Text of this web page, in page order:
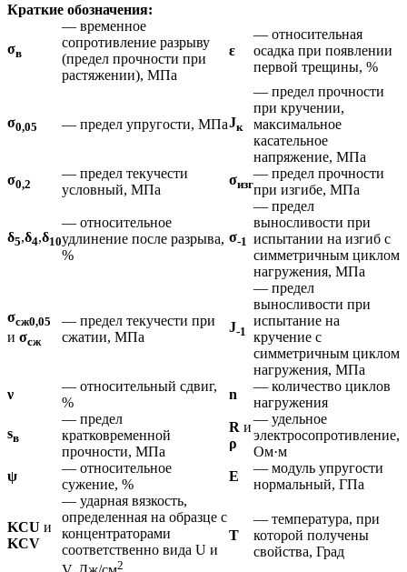
Краткие обозначения:
σв
— временное
сопротивление разрыву
(предел прочности при
растяжении), МПа
ε
— относительная
осадка при появлении
первой трещины, %
σ0,05 — предел упругости, МПаJк
— предел прочности
при кручении,
максимальное
касательное
напряжение, МПа
σ0,2
— предел текучести
условный, МПа
σизг
— предел прочности
при изгибе, МПа
δ5,δ4,δ10
— относительное
удлинение после разрыва,
%
σ-1
— предел
выносливости при
испытании на изгиб с
симметричным циклом
нагружения, МПа
σсж0,05
и σсж
— предел текучести при
сжатии, МПа
J-1
— предел
выносливости при
испытание на
кручение с
симметричным циклом
нагружения, МПа
ν
— относительный сдвиг,
%
n
— количество циклов
нагружения
sв
— предел
кратковременной
прочности, МПа
R и
ρ
— удельное
электросопротивление,
Ом·м
ψ
— относительное
сужение, %
E
— модуль упругости
нормальный, ГПа
KCU и
KCV
— ударная вязкость,
определенная на образце с
концентраторами
соответственно вида U и
2
T
— температура, при
которой получены
свойства, Град